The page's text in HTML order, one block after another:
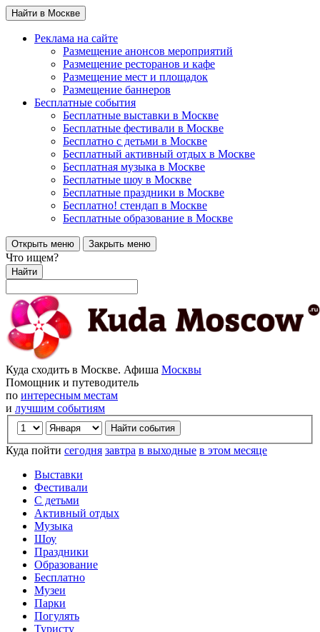
Найти в Москве
Реклама на сайте
Размещение анонсов мероприятий
Размещение ресторанов и кафе
Размещение мест и площадок
Размещение баннеров
Бесплатные события
Бесплатные выставки в Москве
Бесплатные фестивали в Москве
Бесплатно с детьми в Москве
Бесплатный активный отдых в Москве
Бесплатная музыка в Москве
Бесплатные шоу в Москве
Бесплатные праздники в Москве
Бесплатно! стендап в Москве
Бесплатные образование в Москве
Открыть меню Закрыть меню
Что ищем?
Найти
Куда сходить в Москве. Афиша Москвы
Помощник и путеводитель
по интересным местам
и лучшим событиям
Куда пойти сегодня завтра в выходные в этом месяце
Выставки
Фестивали
С детьми
Активный отдых
Музыка
Шоу
Праздники
Образование
Бесплатно
Музеи
Парки
Погулять
Туристу